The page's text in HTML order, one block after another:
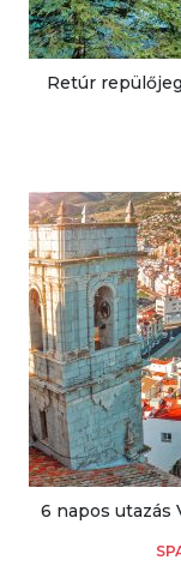
Retúr
6 napos utazás